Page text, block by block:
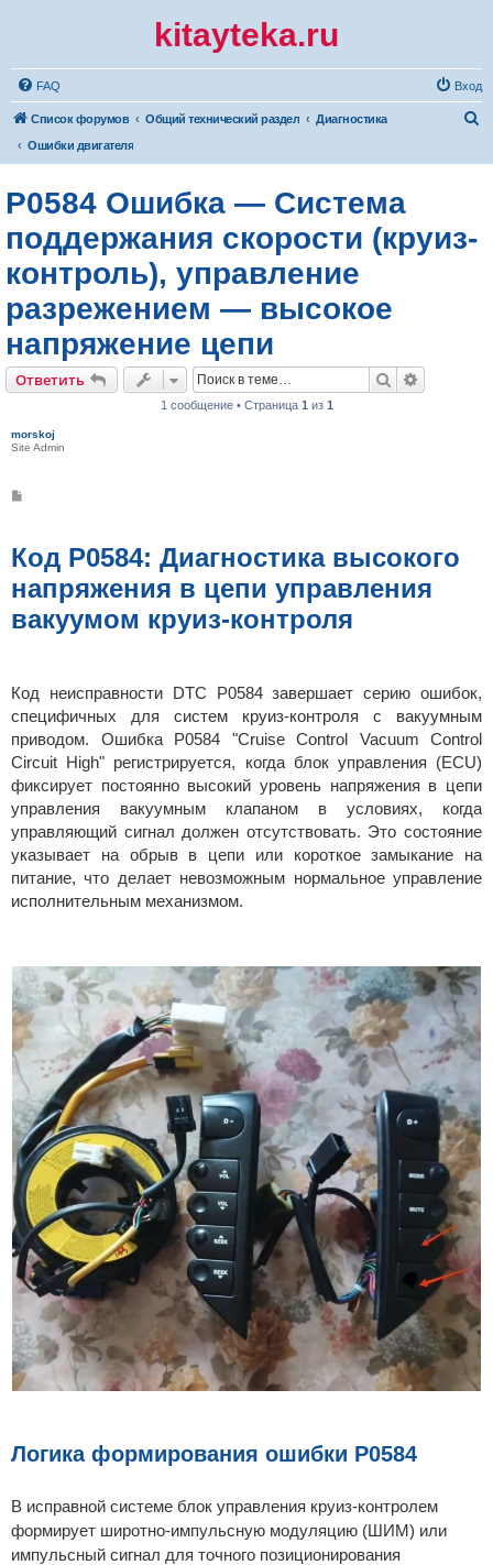
kitayteka.ru
FAQ Вход
Список форумов Общий технический раздел
Диагностика
Ошибки двигателя
P0584 Ошибка — Система
поддержания скорости (круиз-
контроль), управление
разрежением — высокое
напряжение цепи
Ответить Поиск
1 сообщение • Страница 1 из 1
morskoj
Site Admin
щ
е
и
е
Код P0584: Диагностика высокого
напряжения в цепи управления
вакуумом круиз-контроля
Код неисправности DTC P0584 завершает серию ошибок,
специфичных для систем круиз-контроля с вакуумным
приводом. Ошибка P0584 "Cruise Control Vacuum Control
Circuit High" регистрируется, когда блок управления (ECU)
фиксирует постоянно высокий уровень напряжения в цепи
управления вакуумным клапаном в условиях, когда
управляющий сигнал должен отсутствовать. Это состояние
указывает на обрыв в цепи или короткое замыкание на
питание, что делает невозможным нормальное управление
исполнительным механизмом.
Логика формирования ошибки P0584
В исправной системе блок управления круиз-контролем
формирует широтно-импульсную модуляцию (ШИМ) или
импульсный сигнал для точного позиционирования